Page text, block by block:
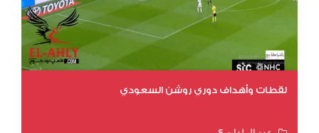
لقطات وأهداف دوري روشن السعودي